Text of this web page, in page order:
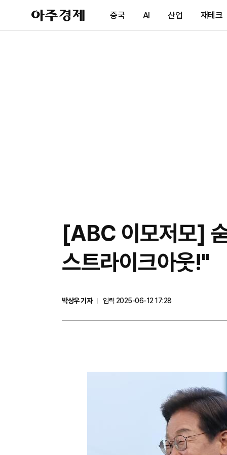
아
주
제
중국 AI 산업 재테크
[ABC 이모저모]
스트라이크아웃!"
박상우 기자 입력 2025-06-12 17:28